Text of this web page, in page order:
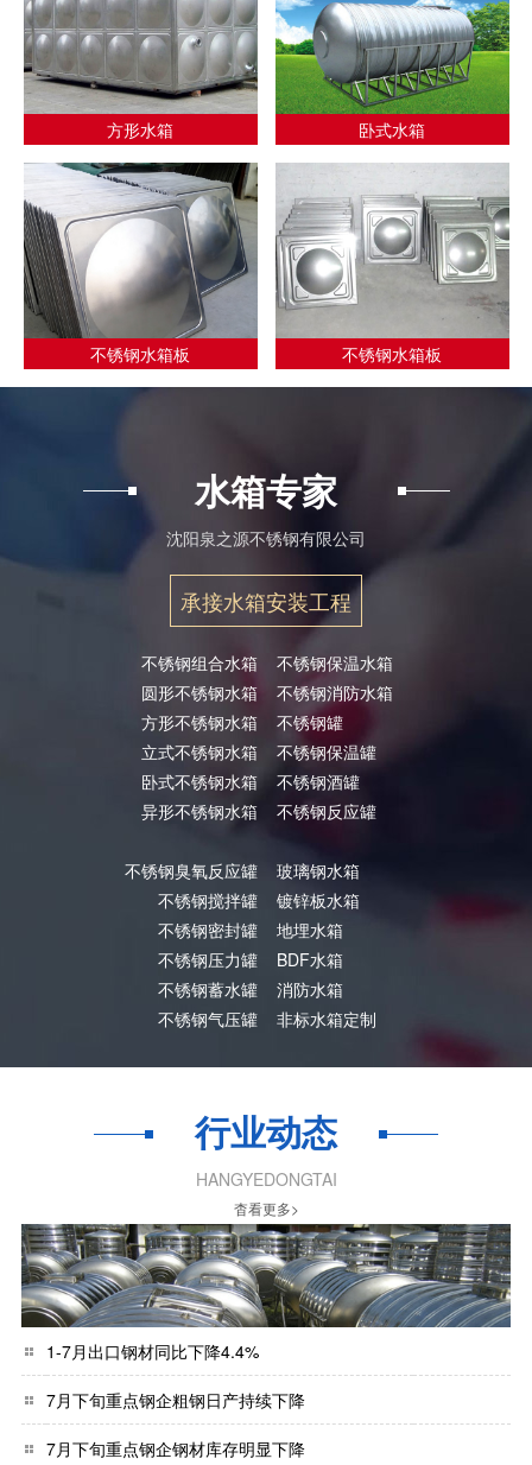
方形水箱 卧式水箱
不锈钢水箱板 不锈钢水箱板
水箱专家
沈阳泉之源不锈钢有限公司
承接水箱安装工程
不锈钢组合水箱
圆形不锈钢水箱
方形不锈钢水箱
立式不锈钢水箱
卧式不锈钢水箱
异形不锈钢水箱
不锈钢臭氧反应罐
不锈钢搅拌罐
不锈钢密封罐
不锈钢压力罐
不锈钢蓄水罐
不锈钢气压罐
不锈钢保温水箱
不锈钢消防水箱
不锈钢罐
不锈钢保温罐
不锈钢酒罐
不锈钢反应罐
玻璃钢水箱
镀锌板水箱
地埋水箱
BDF水箱
消防水箱
非标水箱定制
行业动态
HANGYEDONGTAI
杳看更多>
1-7月出口钢材同比下降4.4%
7月下旬重点钢企粗钢日产持续下降
7月下旬重点钢企钢材库存明显下降